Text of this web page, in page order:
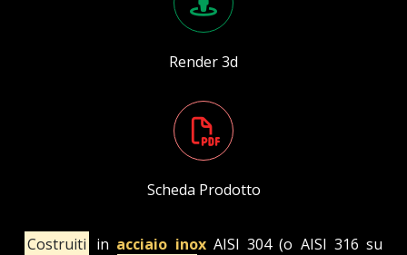
Render 3d
Scheda Prodotto
Costruiti in acciaio inoxAISI 304 (o AISI 316 su